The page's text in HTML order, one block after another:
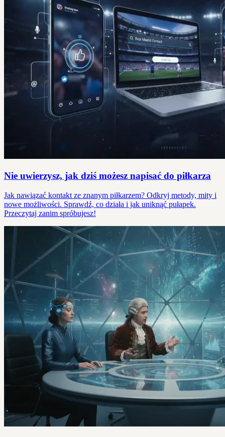
Nie uwierzysz, jak dziś możesz napisać do piłkarza
Jak nawiązać kontakt ze znanym piłkarzem? Odkryj metody, mity i
nowe możliwości. Sprawdź, co działa i jak uniknąć pułapek.
Przeczytaj zanim spróbujesz!